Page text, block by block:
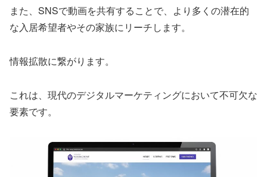
また、SNSで動画を共有することで、より多くの潜在的
な入居希望者やその家族にリーチします。
情報拡散に繋がります。
これは、現代のデジタルマーケティングにおいて不可欠な
要素です。